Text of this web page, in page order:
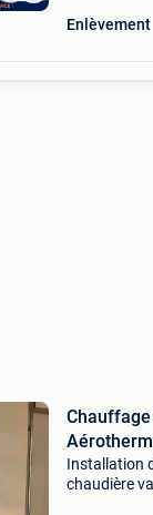
Enlèvement
Installation
chaudière